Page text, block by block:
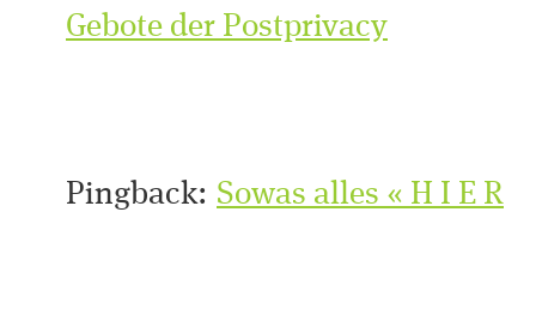
Gebote der Postprivacy
Pingback: Sowas alles « H I E R